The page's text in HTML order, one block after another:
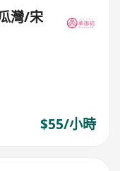
灣/宋
$55/小時